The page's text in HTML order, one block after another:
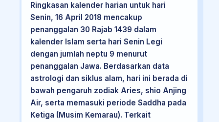
Ringkasan kalender harian untuk hari
Senin, 16 April 2018 mencakup
penanggalan 30 Rajab 1439 dalam
kalender Islam serta hari Senin Legi
dengan jumlah neptu 9 menurut
penanggalan Jawa. Berdasarkan data
astrologi dan siklus alam, hari ini berada di
bawah pengaruh zodiak Aries, shio Anjing
Air, serta memasuki periode Saddha pada
Ketiga (Musim Kemarau). Terkait